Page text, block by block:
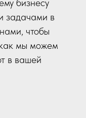
задачами в
чтобы
мы можем
в вашей